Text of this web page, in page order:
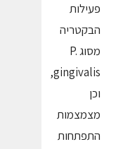
פעילות
הבקטריה
מסוג P.
gingivalis,
וכן
מצמצמות
התפתחות